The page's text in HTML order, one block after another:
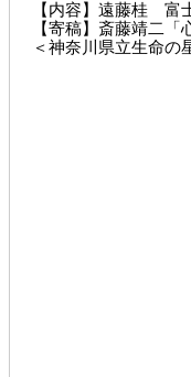
【内容】遠藤桂 富
【寄稿】斎藤靖二「
＜神奈川県立生命の